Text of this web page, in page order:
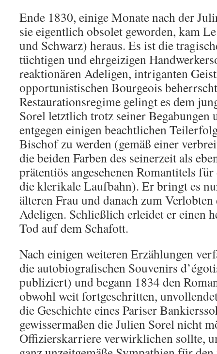
Ende 1830, einige Monate nach der
sie eigentlich obsolet geworden, kam
und Schwarz) heraus. Es ist die
tüchtigen und ehrgeizigen
reaktionären Adeligen, intriganten
opportunistischen Bourgeois
Restaurationsregime gelingt es dem
Sorel letztlich trotz seiner Begabungen
entgegen einigen beachtlichen
Bischof zu werden (gemäß einer
die beiden Farben des seinerzeit als
prätentiös angesehenen Romantitels
die klerikale Laufbahn). Er bringt es
älteren Frau und danach zum
Adeligen. Schließlich erleidet er einen
Tod auf dem Schafott.
Nach einigen weiteren Erzählungen
die autobiografischen Souvenirs
publiziert) und begann 1834 den
obwohl weit fortgeschritten,
die Geschichte eines Pariser
gewissermaßen die Julien Sorel nicht
Offizierskarriere verwirklichen sollte,